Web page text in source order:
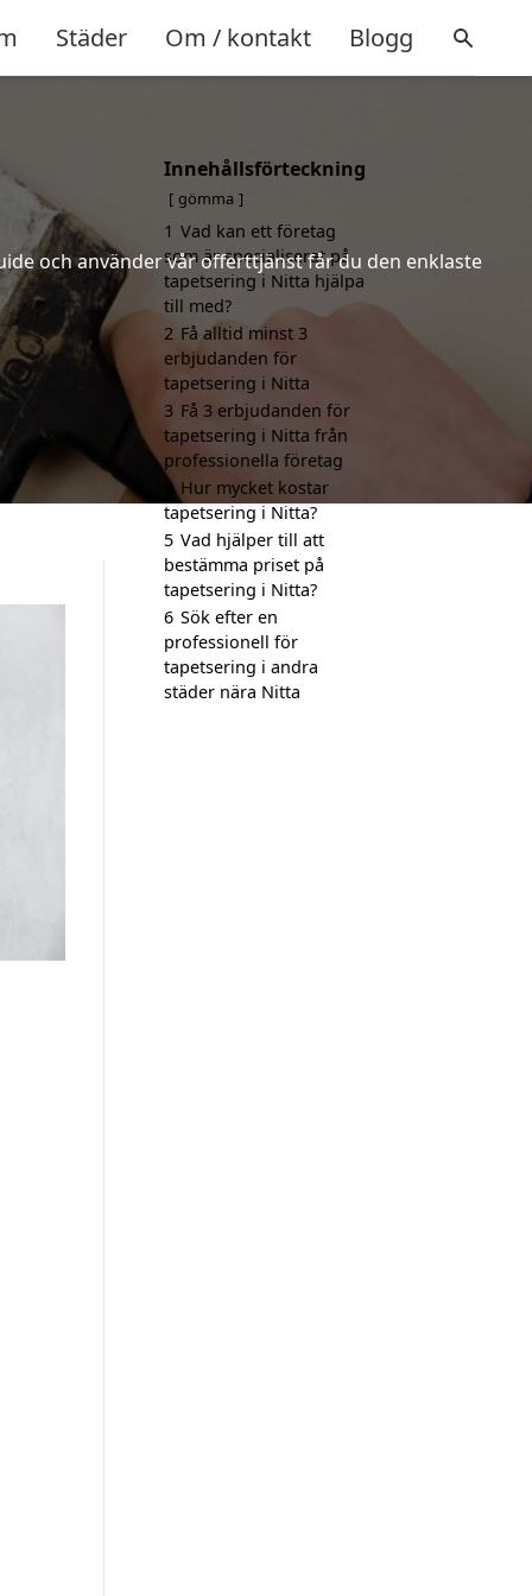
Städer Om / kontakt Blogg
och använder vår offerttjänst får du den enklaste
Innehållsförteckning
gömma
1 Vad kan ett företag
som är specialiserat på
tapetsering i Nitta hjälpa
till med?
2 Få alltid minst 3
erbjudanden för
tapetsering i Nitta
3 Få 3 erbjudanden för
tapetsering i Nitta från
professionella företag
4 Hur mycket kostar
tapetsering i Nitta?
5 Vad hjälper till att
bestämma priset på
tapetsering i Nitta?
6 Sök efter en
professionell för
tapetsering i andra
städer nära Nitta